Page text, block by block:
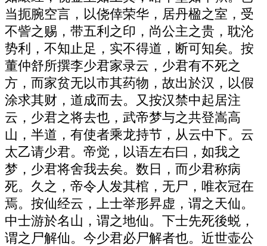
当扼腕空言，以侥倖荣华，居丹楹之室，受
不訾之赐，带五利之印，尚公主之贵，耽沦
势利，不知止足，实不得道，断可知矣。按
董仲舒所撰李少君家录云，少君有不死之
方，而家贫无以市其药物，故出於汉，以假
涂求其财，道成而去。又按汉禁中起居注
云，少君之将去也，武帝梦与之共登嵩高
山，半道，有使者乘龙持节，从云中下。云
太乙请少君。帝觉，以语左右曰，如我之
梦，少君将舍我去矣。数日，而少君称病
死。久之，帝令人发其棺，无尸，唯衣冠在
焉。按仙经云，上士举形昇虚，谓之天仙。
中士游於名山，谓之地仙。下士先死後蜕，
谓之尸解仙。今少君必尸解者也。近世壶公